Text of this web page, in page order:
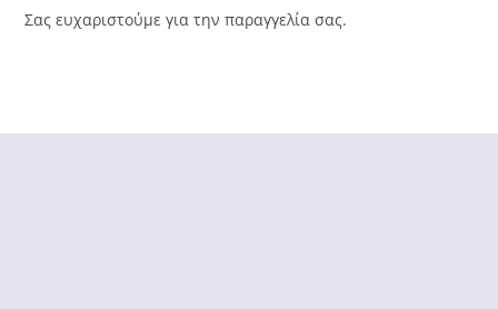
Σας ευχαριστούμε για την παραγγελία σας.